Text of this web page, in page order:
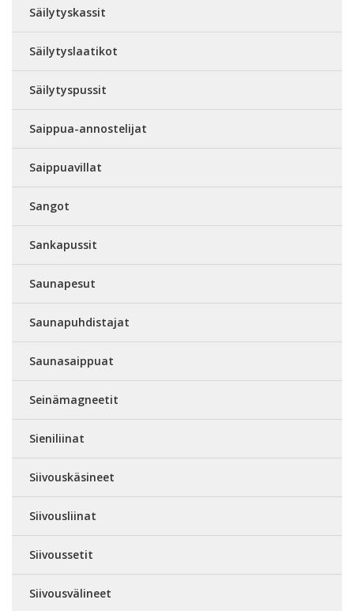
Säilytyskassit
Säilytyslaatikot
Säilytyspussit
Saippua-annostelijat
Saippuavillat
Sangot
Sankapussit
Saunapesut
Saunapuhdistajat
Saunasaippuat
Seinämagneetit
Sieniliinat
Siivouskäsineet
Siivousliinat
Siivoussetit
Siivousvälineet